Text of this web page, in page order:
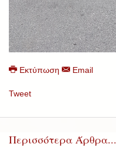
Εκτύπωση Email
Tweet
Περισσότερα Άρθρα...